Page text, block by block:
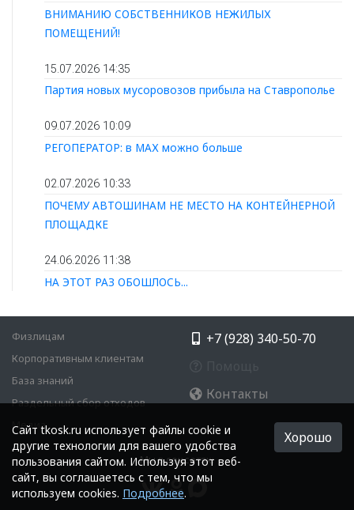
ВНИМАНИЮ СОБСТВЕННИКОВ НЕЖИЛЫХ
ПОМЕЩЕНИЙ!
15.07.2026 14:35
Партия новых мусоровозов прибыла на Ставрополье
09.07.2026 10:09
РЕГОПЕРАТОР: в МАХ можно больше
02.07.2026 10:33
ПОЧЕМУ АВТОШИНАМ НЕ МЕСТО НА КОНТЕЙНЕРНОЙ
ПЛОЩАДКЕ
24.06.2026 11:38
НА ЭТОТ РАЗ ОБОШЛОСЬ...
Физлицам
Корпоративным клиентам
База знаний
Раздельный сбор отходов
Медиа
+7 (928) 340-50-70
Контакты
Мы в соцсетях:
Cайт tkosk.ru использует файлы cookie и
другие технологии для вашего удобства
пользования сайтом. Используя этот веб-
сайт, вы соглашаетесь с тем, что мы
используем cookies. Подробнее.
Хорошо